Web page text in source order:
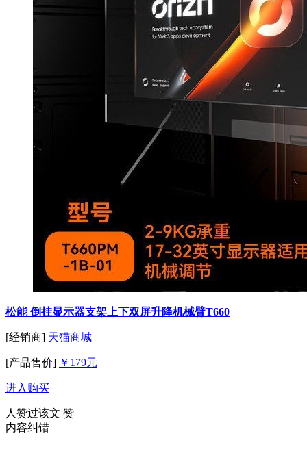
松能 倒挂显示器支架上下双屏升降机械臂T660
[经销商] 天猫商城
[产品售价] ￥179元
进入购买
人赞过该文 赞
内容纠错